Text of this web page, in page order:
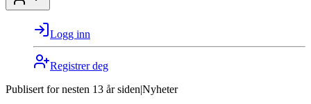
Logg inn
Registrer deg
Publisert for nesten 13 år siden|Nyheter